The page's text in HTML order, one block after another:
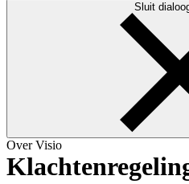
Sluit
Over Visio